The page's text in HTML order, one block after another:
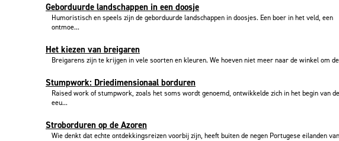
Geborduurde landschappen in een doosje
Humoristisch en speels zijn de geborduurde landschappen in doosjes. Een boer in het veld, een
ontmoe...
Het kiezen van breigaren
Breigarens zijn te krijgen in vele soorten en kleuren. We hoeven niet meer naar de winkel om
Stumpwork: Driedimensionaal borduren
Raised work of stumpwork, zoals het soms wordt genoemd, ontwikkelde zich in het begin van
eeu...
Stroborduren op de Azoren
Wie denkt dat echte ontdekkingsreizen voorbij zijn, heeft buiten de negen Portugese eilanden